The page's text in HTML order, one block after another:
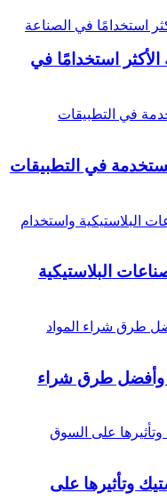
الأكثر استخدامًا في
في التطبيقات
البلاستيكية
سي 100/60 الأبيض وأفضل طرق شراء
وتأثيرها على